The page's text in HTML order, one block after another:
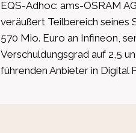
EQS-Adhoc: ams-OSRAM
veräußert Teilbereich seines
570 Mio. Euro an Infineon,
Verschuldungsgrad auf 2,5
führenden Anbieter in Digital